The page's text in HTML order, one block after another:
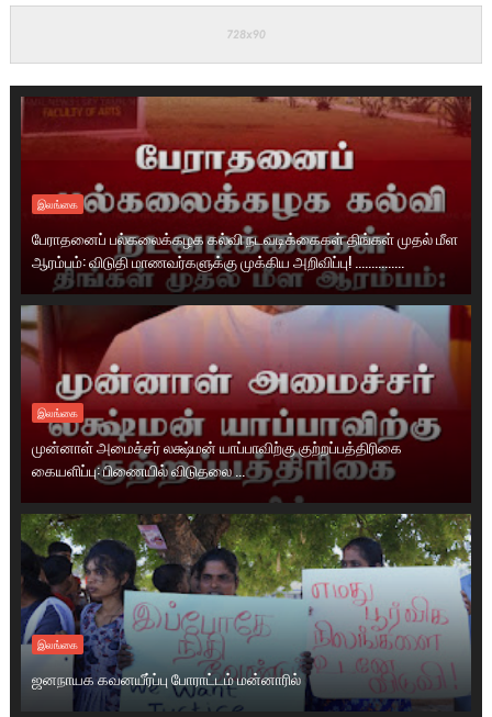
இலங்கை
பேராதனைப் பல்கலைக்கழக கல்வி நடவடிக்கைகள் திங்கள் முதல் மீள
ஆரம்பம்: விடுதி மாணவர்களுக்கு முக்கிய அறிவிப்பு! ...............
இலங்கை
முன்னாள் அமைச்சர் லக்ஷ்மன் யாப்பாவிற்கு குற்றப்பத்திரிகை
கையளிப்பு: பிணையில் விடுதலை ...
இலங்கை
ஜனநாயக கவனயீர்ப்பு போராட்டம் மன்னாரில்